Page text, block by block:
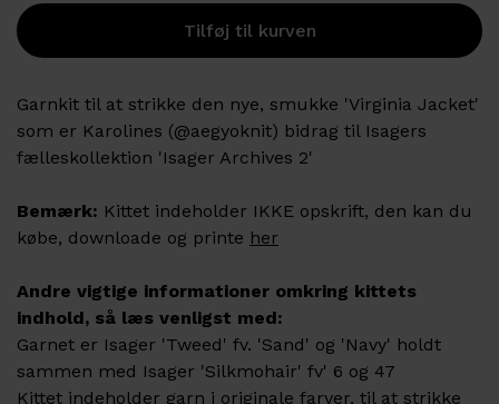
Garnkit til at strikke den nye, smukke 'Virginia Jacket'
som er Karolines (@aegyoknit) bidrag til Isagers
fælleskollektion 'Isager Archives 2'
Bemærk: Kittet indeholder IKKE opskrift, den kan du
købe, downloade og printe her
Andre vigtige informationer omkring kittets
indhold, så læs venligst med:
Garnet er Isager 'Tweed' fv. 'Sand' og 'Navy' holdt
sammen med Isager 'Silkmohair' fv' 6 og 47
Kittet indeholder garn i originale farver, til at strikke